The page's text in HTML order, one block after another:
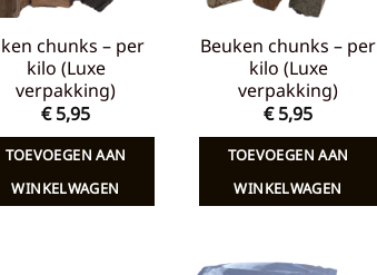
chunks – per
kilo (Luxe
verpakking)
€5,95
TOEVOEGEN AAN
WINKELWAGEN
Beuken chunks – per
kilo (Luxe
verpakking)
€5,95
TOEVOEGEN AAN
WINKELWAGEN